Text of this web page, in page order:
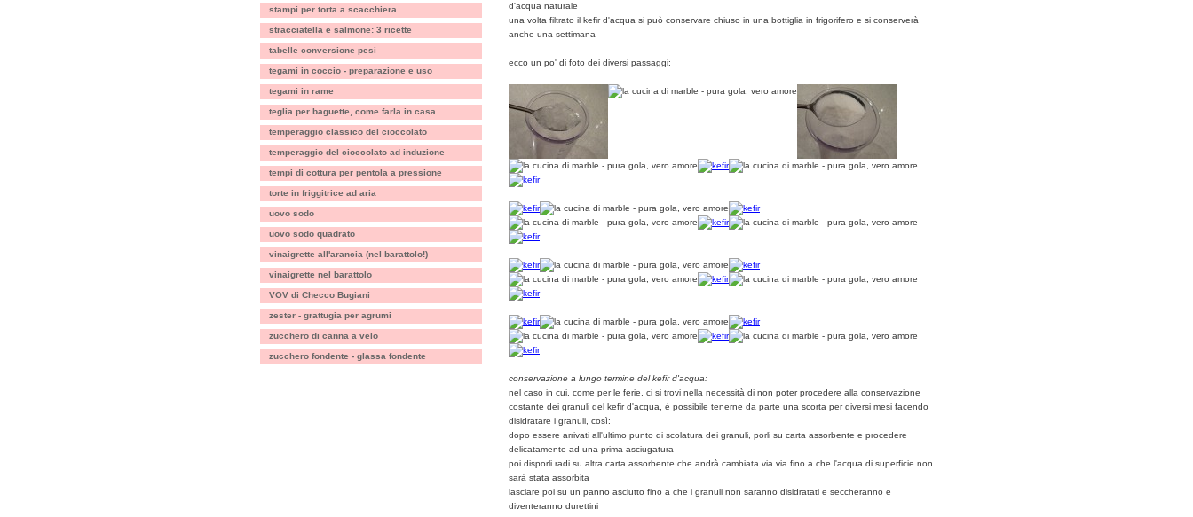
stampi per torta a scacchiera
stracciatella e salmone: 3 ricette
tabelle conversione pesi
tegami in coccio - preparazione e uso
tegami in rame
teglia per baguette, come farla in casa
temperaggio classico del cioccolato
temperaggio del cioccolato ad induzione
tempi di cottura per pentola a pressione
torte in friggitrice ad aria
uovo sodo
uovo sodo quadrato
vinaigrette all'arancia (nel barattolo!)
vinaigrette nel barattolo
VOV di Checco Bugiani
zester - grattugia per agrumi
zucchero di canna a velo
zucchero fondente - glassa fondente
d'acqua naturale
una volta filtrato il kefir d'acqua si può conservare chiuso in una bottiglia in frigorifero e si conserverà
anche una settimana
ecco un po' di foto dei diversi passaggi:
conservazione a lungo termine del kefir d'acqua:
nel caso in cui, come per le ferie, ci si trovi nella necessità di non poter procedere alla conservazione
costante dei granuli del kefir d'acqua, è possibile tenerne da parte una scorta per diversi mesi facendo
disidratare i granuli, così:
dopo essere arrivati all'ultimo punto di scolatura dei granuli, porli su carta assorbente e procedere
delicatamente ad una prima asciugatura
poi disporli radi su altra carta assorbente che andrà cambiata via via fino a che l'acqua di superficie non
sarà stata assorbita
lasciare poi su un panno asciutto fino a che i granuli non saranno disidratati e seccheranno e
diventeranno durettini